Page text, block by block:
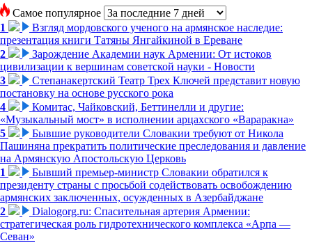
Самое популярное
1
Взгляд мордовского ученого на армянское наследие:
презентация книги Татяны Янгайкиной в Ереване
2
Зарождение Академии наук Армении: От истоков
цивилизации к вершинам советской науки - Новости
3
Степанакертский Театр Трех Ключей представит новую
постановку на основе русского рока
4
Комитас, Чайковский, Беттинелли и другие:
«Музыкальный мост» в исполнении арцахского «Вараракна»
5
Бывшие руководители Словакии требуют от Никола
Пашиняна прекратить политические преследования и давление
на Армянскую Апостольскую Церковь
1
Бывший премьер-министр Словакии обратился к
президенту страны с просьбой содействовать освобождению
армянских заключенных, осужденных в Азербайджане
2
Dialogorg.ru: Спасительная артерия Армении:
стратегическая роль гидротехнического комплекса «Арпа —
Севан»